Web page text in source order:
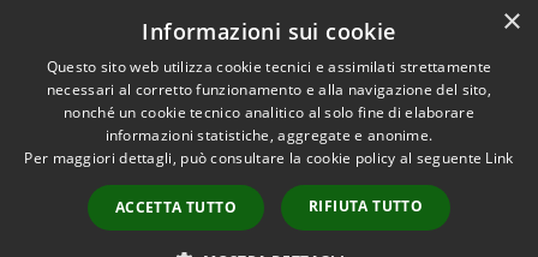
Accessibility
Privacy
Cookie
Sitemap
Copyright © 2025
Autorità di
Sistema Portuale
del Mare Adriatico
Centrale
Powered by
Municipium
Accesso redazione
×
Informazioni sui cookie
Questo sito web utilizza cookie tecnici e assimilati strettamente
necessari al corretto funzionamento e alla navigazione del sito,
nonché un cookie tecnico analitico al solo fine di elaborare
informazioni statistiche, aggregate e anonime.
Per maggiori dettagli, può consultare la cookie policy al seguente Link
ACCETTA TUTTO RIFIUTA TUTTO